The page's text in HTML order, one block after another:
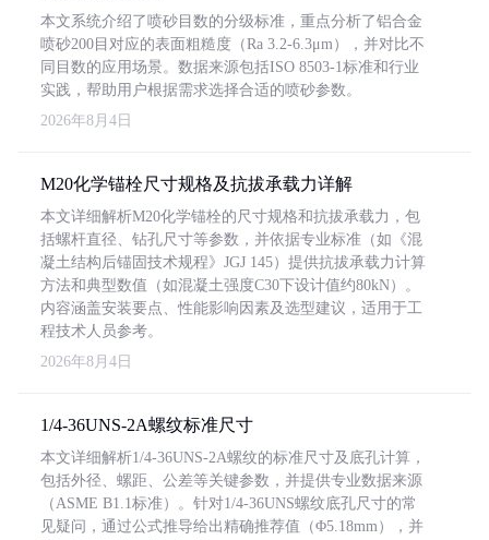
本文系统介绍了喷砂目数的分级标准，重点分析了铝合金
喷砂200目对应的表面粗糙度（Ra 3.2-6.3μm），并对比不
同目数的应用场景。数据来源包括ISO 8503-1标准和行业
实践，帮助用户根据需求选择合适的喷砂参数。
2026年8月4日
M20化学锚栓尺寸规格及抗拔承载力详解
本文详细解析M20化学锚栓的尺寸规格和抗拔承载力，包
括螺杆直径、钻孔尺寸等参数，并依据专业标准（如《混
凝土结构后锚固技术规程》JGJ 145）提供抗拔承载力计算
方法和典型数值（如混凝土强度C30下设计值约80kN）。
内容涵盖安装要点、性能影响因素及选型建议，适用于工
程技术人员参考。
2026年8月4日
1/4-36UNS-2A螺纹标准尺寸
本文详细解析1/4-36UNS-2A螺纹的标准尺寸及底孔计算，
包括外径、螺距、公差等关键参数，并提供专业数据来源
（ASME B1.1标准）。针对1/4-36UNS螺纹底孔尺寸的常
见疑问，通过公式推导给出精确推荐值（Φ5.18mm），并